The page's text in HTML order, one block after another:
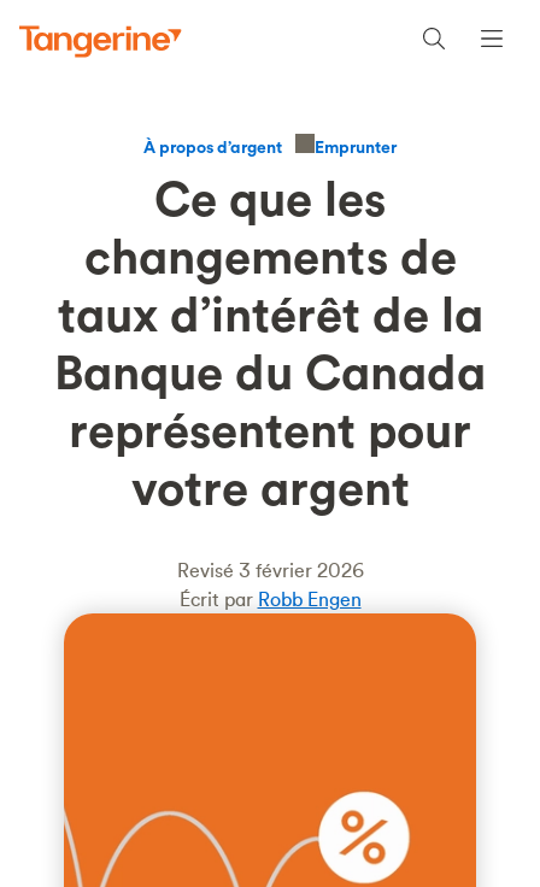
À propos d’argent Emprunter
Ce que les
changements de
taux d’intérêt de la
Banque du Canada
représentent pour
votre argent
Revisé 3 février 2026
Écrit par Robb Engen